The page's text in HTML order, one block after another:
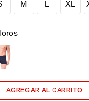
L
M XL
AGREGAR AL CARRITO